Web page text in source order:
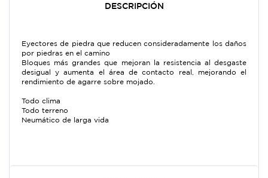
DESCRIPCIÓN
Eyectores de piedra que reducen consideradamente los daños
por piedras en el camino
Bloques más grandes que mejoran la resistencia al desgaste
desigual y aumenta el área de contacto real, mejorando el
rendimiento de agarre sobre mojado.
Todo clima
Todo terreno
Neumático de larga vida